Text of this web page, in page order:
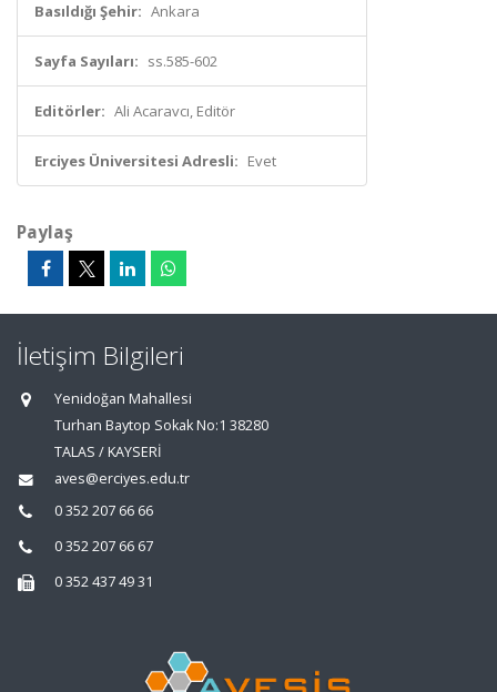
Basıldığı Şehir: Ankara
Sayfa Sayıları: ss.585-602
Editörler: Ali Acaravcı, Editör
Erciyes Üniversitesi Adresli: Evet
Paylaş
İletişim Bilgileri
Yenidoğan Mahallesi
Turhan Baytop Sokak No:1 38280
TALAS / KAYSERİ
aves@erciyes.edu.tr
0 352 207 66 66
0 352 207 66 67
0 352 437 49 31